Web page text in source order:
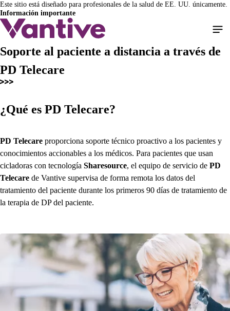
Pasar
al
contenido
Este sitio está diseñado para profesionales de la salud de EE. UU. únicamente.
Información importante
Soporte al paciente a distancia a través de
PD Telecare
¿Qué es PD Telecare?
PD Telecare proporciona soporte técnico proactivo a los pacientes y
conocimientos accionables a los médicos. Para pacientes que usan
cicladoras con tecnología Sharesource, el equipo de servicio de PD
Telecare de Vantive supervisa de forma remota los datos del
tratamiento del paciente durante los primeros 90 días de tratamiento de
la terapia de DP del paciente.